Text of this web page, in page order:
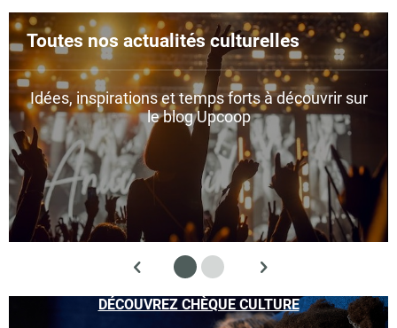
Toutes nos actualités culturelles
Idées, inspirations et temps forts à découvrir sur
le blog Upcoop
DÉCOUVREZ CHÈQUE CULTURE